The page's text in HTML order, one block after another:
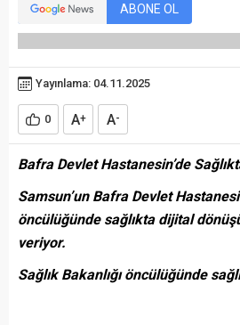
ABONE OL
Yayınlama: 04.11.2025
0 A+ A-
Bafra Devlet Hastanesin’de
Samsun’un Bafra Devlet
öncülüğünde sağlıkta dijital
veriyor.
Sağlık Bakanlığı öncülüğünde